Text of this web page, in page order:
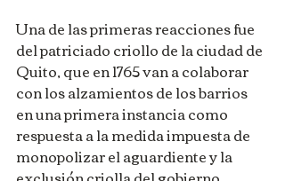
Una de las primeras reacciones fue
del patriciado criollo de la ciudad de
Quito, que en 1765 van a colaborar
con los alzamientos de los barrios
en una primera instancia como
respuesta a la medida impuesta de
monopolizar el aguardiente y la